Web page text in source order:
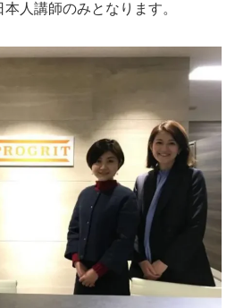
人講師のみとなります。